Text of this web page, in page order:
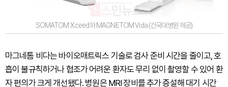
SOMATOM X.ceed와 MAGNETOM Vida (건국대병원 제공)
마그네톰 비다는 바이오매트릭스 기술로 검사 준비 시간을 줄이고, 호
흡이 불규칙하거나 협조가 어려운 환자도 무리 없이 촬영할 수 있어 환
자 편의가 크게 개선됐다. 병원은 MRI 장비를 추가 증설해 대기 시간